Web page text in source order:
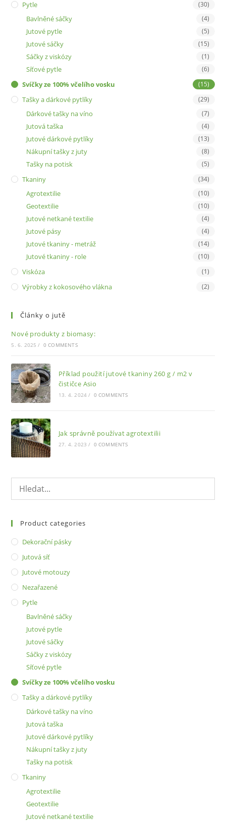
Pytle (30)
Bavlněné sáčky (4)
Jutové pytle (5)
Jutové sáčky (15)
Sáčky z viskózy (1)
Síťové pytle (6)
Svíčky ze 100% včelího vosku (15)
Tašky a dárkové pytlíky (29)
Dárkové tašky na víno (7)
Jutová taška (4)
Jutové dárkové pytlíky (13)
Nákupní tašky z juty (8)
Tašky na potisk (5)
Tkaniny (34)
Agrotextilie (10)
Geotextilie (10)
Jutové netkané textilie (4)
Jutové pásy (4)
Jutové tkaniny - metráž (14)
Jutové tkaniny - role (10)
Viskóza (1)
Výrobky z kokosového vlákna (2)
Články o jutě
Nové produkty z biomasy:
5. 6. 2025 / 0 COMMENTS
Příklad použití jutové tkaniny 260 g / m2 v
čističce Asio
13. 4. 2024 / 0 COMMENTS
Jak správně používat agrotextilii
27. 4. 2023 / 0 COMMENTS
Product categories
Dekorační pásky
Jutová síť
Jutové motouzy
Nezařazené
Pytle
Bavlněné sáčky
Jutové pytle
Jutové sáčky
Sáčky z viskózy
Síťové pytle
Svíčky ze 100% včelího vosku
Tašky a dárkové pytlíky
Dárkové tašky na víno
Jutová taška
Jutové dárkové pytlíky
Nákupní tašky z juty
Tašky na potisk
Tkaniny
Agrotextilie
Geotextilie
Jutové netkané textilie